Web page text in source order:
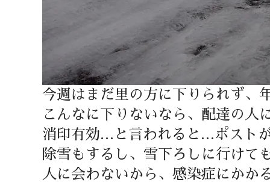
今週はまだ里の方に下りられず
こんなに下りないなら、配達の
消印有効…と言われると…ポスト
除雪もするし、雪下ろしに行け
人に会わないから、感染症にかか